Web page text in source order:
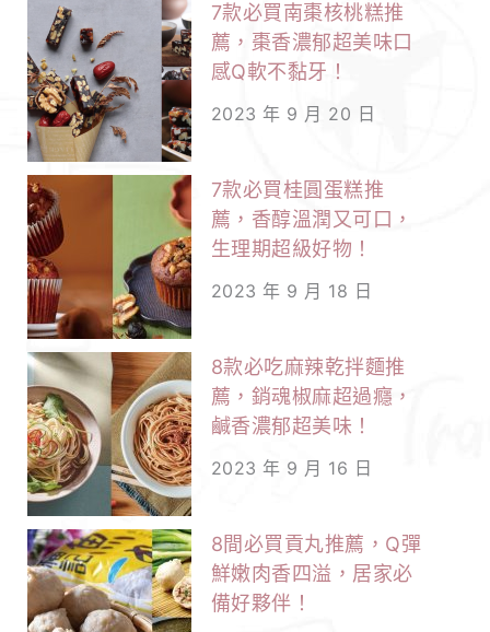
7款必買南棗核桃糕推
薦，棗香濃郁超美味口
感Q軟不黏牙！
2023 年 9 月 20 日
7款必買桂圓蛋糕推
薦，香醇溫潤又可口，
生理期超級好物！
2023 年 9 月 18 日
8款必吃麻辣乾拌麵推
薦，銷魂椒麻超過癮，
鹹香濃郁超美味！
2023 年 9 月 16 日
8間必買貢丸推薦，Q彈
鮮嫩肉香四溢，居家必
備好夥伴！